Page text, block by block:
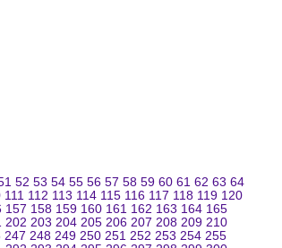
52 53 54 55 56 57 58 59 60 61 62 63 64
111 112 113 114 115 116 117 118 119 120
157 158 159 160 161 162 163 164 165
202 203 204 205 206 207 208 209 210
247 248 249 250 251 252 253 254 255